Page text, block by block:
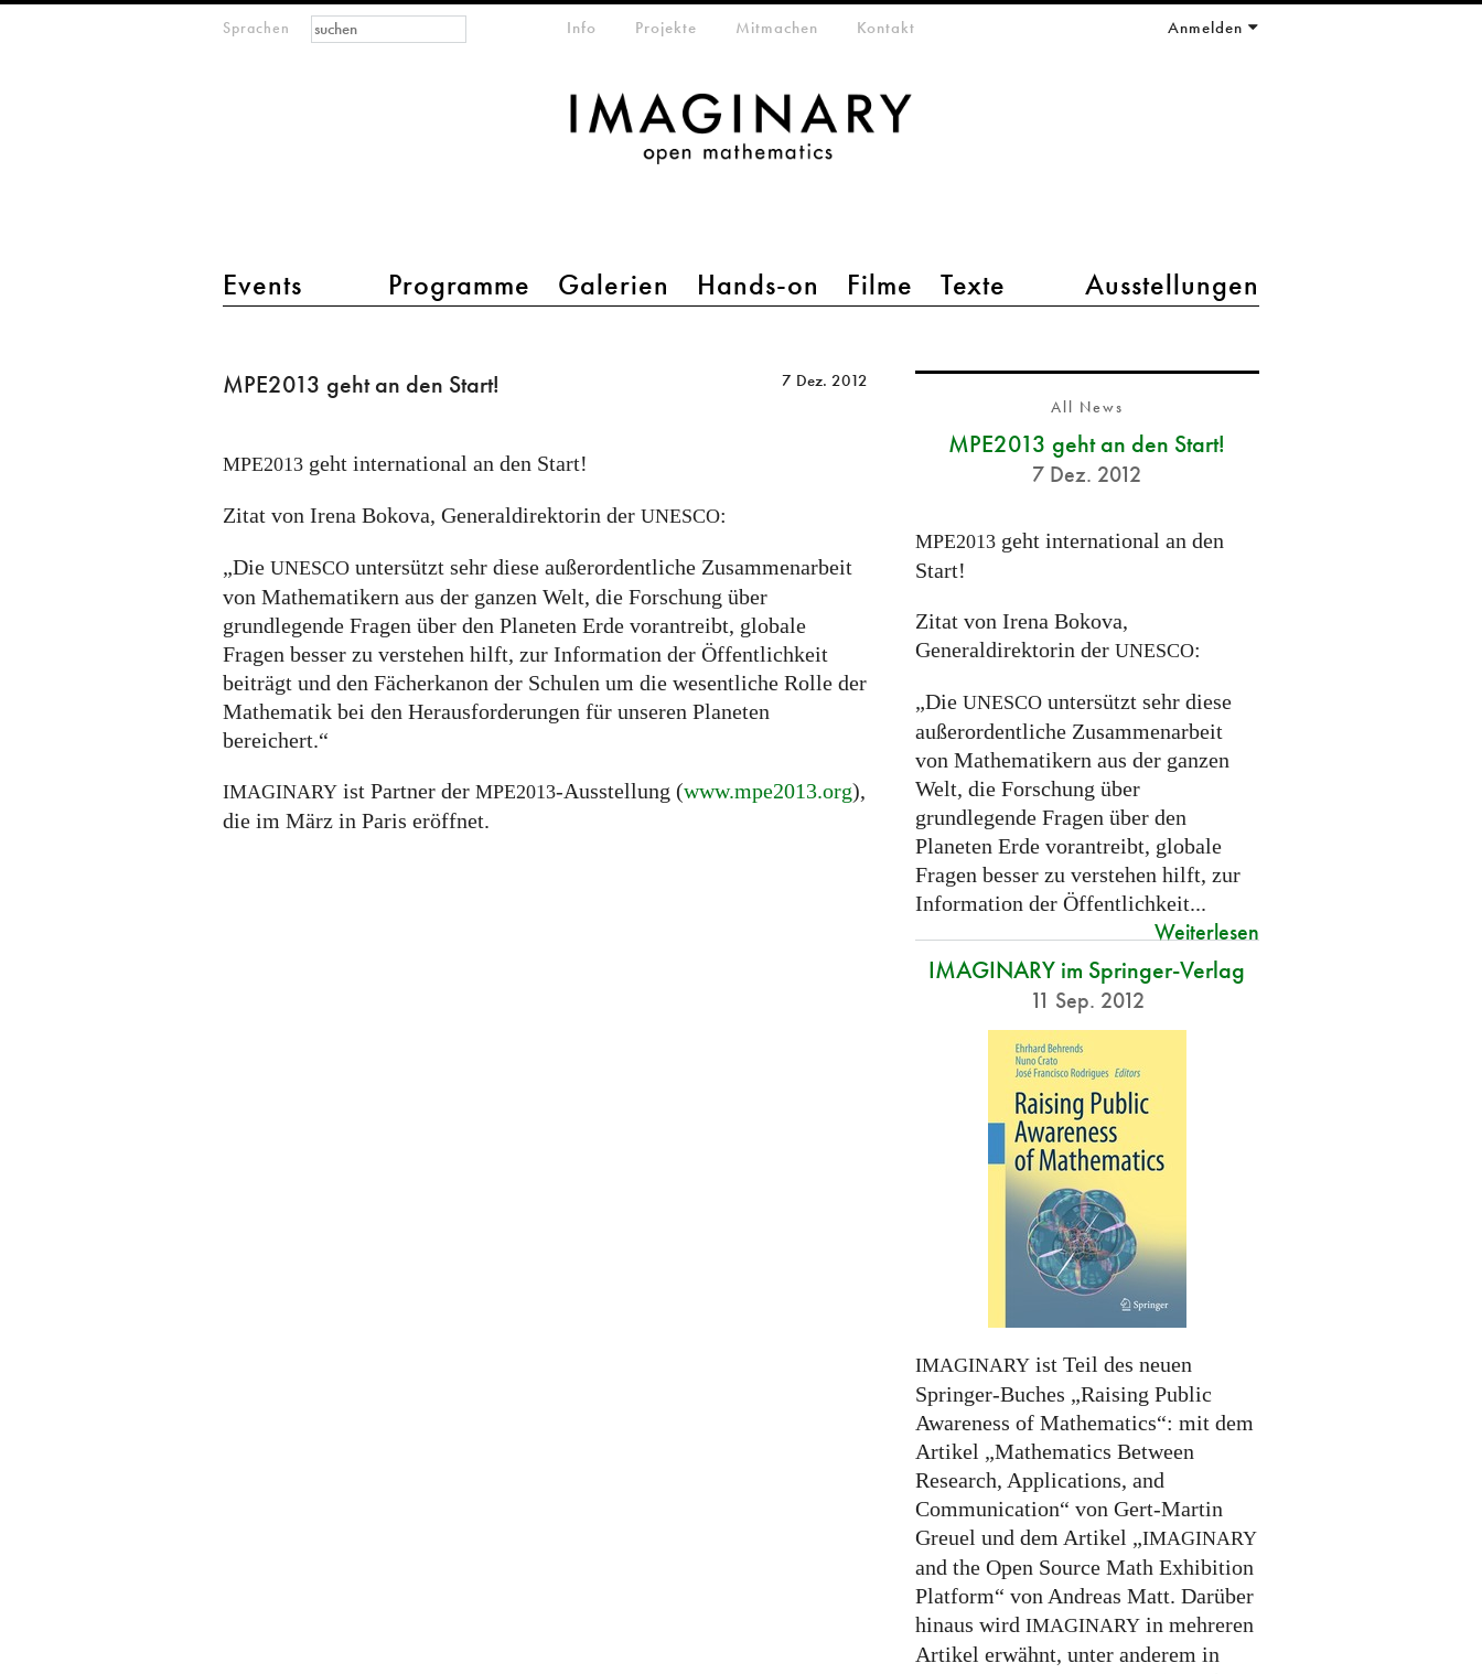
Sprachen
Hauptmenü 2
Events Programme Galerien Hands-on Filme Texte Ausstellungen
Info Projekte Mitmachen Kontakt Anmelden
Suchformular
Suche
geht
Start!
MPE2013 geht an den Start! 7 Dez. 2012
MPE2013 geht international an den Start!
Zitat von Irena Bokova, Generaldirektorin der UNESCO:
„Die UNESCO untersützt sehr diese außerordentliche Zusammenarbeit
von Mathematikern aus der ganzen Welt, die Forschung über
grundlegende Fragen über den Planeten Erde vorantreibt, globale
Fragen besser zu verstehen hilft, zur Information der Öffentlichkeit
beiträgt und den Fächerkanon der Schulen um die wesentliche Rolle der
Mathematik bei den Herausforderungen für unseren Planeten
bereichert.“
IMAGINARY ist Partner der MPE2013-Ausstellung (www.mpe2013.org),
die im März in Paris eröffnet.
All News
MPE2013 geht an den Start!
7 Dez. 2012
MPE2013geht international an den
Start!
Zitat von Irena Bokova,
Generaldirektorin der UNESCO:
„Die UNESCOuntersützt sehr diese
außerordentliche Zusammenarbeit
von Mathematikern aus der ganzen
Welt, die Forschung über
grundlegende Fragen über den
Planeten Erde vorantreibt, globale
Fragen besser zu verstehen hilft, zur
Information der Öffentlichkeit...
Weiterlesen
IMAGINARY im Springer-Verlag
11 Sep. 2012
IMAGINARYist Teil des neuen
Springer-Buches „Raising Public
Awareness of Mathematics“: mit dem
Artikel „Mathematics Between
Research, Applications, and
Communication“ von Gert-Martin
Greuel und dem Artikel „IMAGINARY
and the Open Source Math Exhibition
Platform“ von Andreas Matt. Darüber
hinaus wird IMAGINARYin mehreren
Artikel erwähnt, unter anderem in